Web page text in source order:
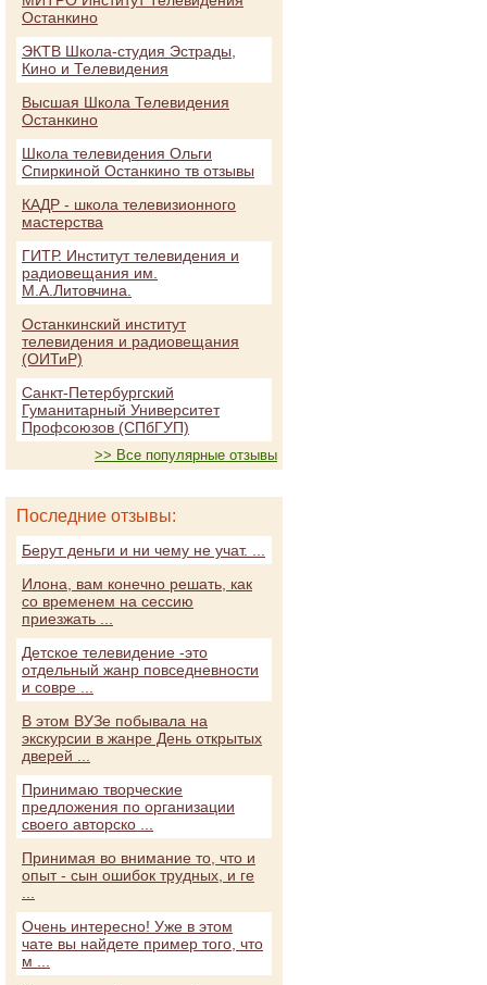
Останкино
ЭКТВ Школа-студия Эстрады,
Кино и Телевидения
Высшая Школа Телевидения
Останкино
Школа телевидения Ольги
Спиркиной Останкино тв отзывы
КАДР - школа телевизионного
мастерства
ГИТР. Институт телевидения и
радиовещания им.
М.А.Литовчина.
Останкинский институт
телевидения и радиовещания
(ОИТиР)
Санкт-Петербургский
Гуманитарный Университет
Профсоюзов (СПбГУП)
>> Все популярные отзывы
Последние отзывы:
Берут деньги и ни чему не учат. ...
Илона, вам конечно решать, как
со временем на сессию
приезжать ...
Детское телевидение -это
отдельный жанр повседневности
и совре ...
В этом ВУЗе побывала на
экскурсии в жанре День открытых
дверей ...
Принимаю творческие
предложения по организации
своего авторско ...
Принимая во внимание то, что и
опыт - сын ошибок трудных, и ге
Очень интересно! Уже в этом
чате вы найдете пример того, что
м ...